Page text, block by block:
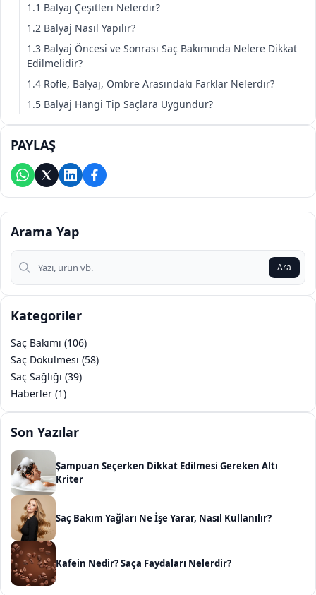
1.1 Balyaj Çeşitleri Nelerdir?
1.2 Balyaj Nasıl Yapılır?
1.3 Balyaj Öncesi ve Sonrası Saç Bakımında Nelere Dikkat
Edilmelidir?
1.4 Röfle, Balyaj, Ombre Arasındaki Farklar Nelerdir?
1.5 Balyaj Hangi Tip Saçlara Uygundur?
PAYLAŞ
Arama Yap
Arama Yap
Ara
Kategoriler
Saç Bakımı (106)
Saç Dökülmesi (58)
Saç Sağlığı (39)
Haberler (1)
Son Yazılar
Şampuan Seçerken Dikkat Edilmesi Gereken Altı
Kriter
Saç Bakım Yağları Ne İşe Yarar, Nasıl Kullanılır?
Kafein Nedir? Saça Faydaları Nelerdir?